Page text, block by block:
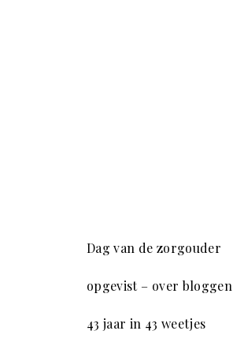
Dag van de zorgouder
opgevist – over bloggen
43 jaar in 43 weetjes